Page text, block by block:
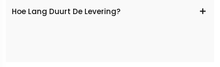
Hoe Lang Duurt De Levering?